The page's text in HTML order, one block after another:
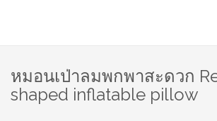
หมอนเป่าลมพกพาสะดวก
shaped inflatable pillow